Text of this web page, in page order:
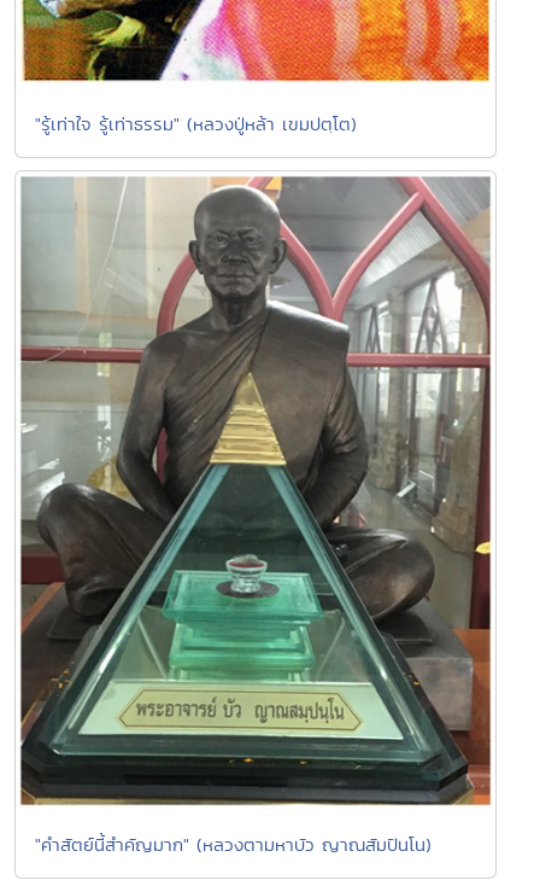
"รู้เท่าใจ รู้เท่าธรรม" (หลวงปู่หล้า เขมปตฺโต)
"คำสัตย์นี้สำคัญมาก" (หลวงตามหาบัว ญาณสัมปันโน)